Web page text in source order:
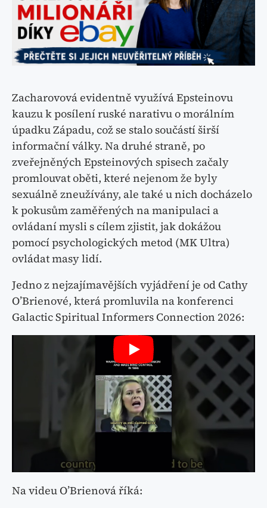
Zacharovová evidentně využívá Epsteinovu
kauzu k posílení ruské narativu o morálním
úpadku Západu, což se stalo součástí širší
informační války. Na druhé straně, po
zveřejněných Epsteinových spisech začaly
promlouvat oběti, které nejenom že byly
sexuálně zneužívány, ale také u nich docházelo
k pokusům zaměřených na manipulaci a
ovládaní mysli s cílem zjistit, jak dokážou
pomocí psychologických metod (MK Ultra)
ovládat masy lidí.
Jedno z nejzajímavějších vyjádření je od Cathy
O’Brienové, která promluvila na konferenci
Galactic Spiritual Informers Connection 2026:
Na videu O’Brienová říká: